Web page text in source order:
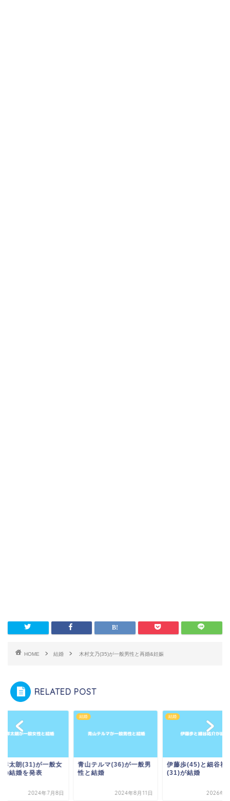
HOME 結婚 木村文乃(35)が一般男性と再婚&妊娠
RELATED POST
祥太朗(31)が一般女
の結婚を発表
2024年7月8日
結婚
青山テルマ(36)が一般男
性と結婚
2024年8月11日
結婚
伊藤歩(45)と細谷祐
(31)が結婚
2026年1